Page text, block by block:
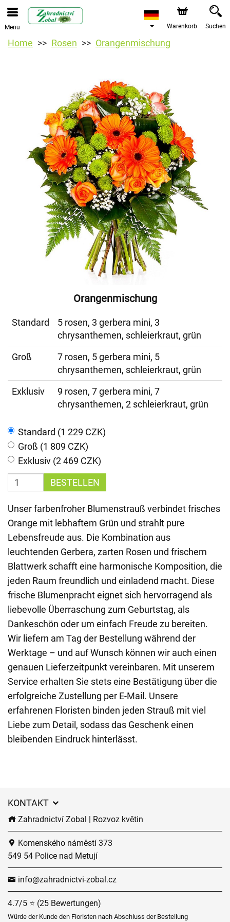
Menu Warenkorb Suchen
Home Rosen Orangenmischung
Orangenmischung
Standard
5 rosen, 3 gerbera mini, 3
chrysanthemen, schleierkraut, grün
Groß
7 rosen, 5 gerbera mini, 5
chrysanthemen, schleierkraut, grün
Exklusiv
9 rosen, 7 gerbera mini, 7
chrysanthemen, 2 schleierkraut, grün
Standard (1 229 CZK)
Groß (1 809 CZK)
Exklusiv (2 469 CZK)
BESTELLEN
Unser farbenfroher Blumenstrauß verbindet frisches
Orange mit lebhaftem Grün und strahlt pure
Lebensfreude aus. Die Kombination aus
leuchtenden Gerbera, zarten Rosen und frischem
Blattwerk schafft eine harmonische Komposition, die
jeden Raum freundlich und einladend macht. Diese
frische Blumenpracht eignet sich hervorragend als
liebevolle Überraschung zum Geburtstag, als
Dankeschön oder um einfach Freude zu bereiten.
Wir liefern am Tag der Bestellung während der
Werktage – und auf Wunsch können wir auch einen
genauen Lieferzeitpunkt vereinbaren. Mit unserem
Service erhalten Sie stets eine Bestätigung über die
erfolgreiche Zustellung per E-Mail. Unsere
erfahrenen Floristen binden jeden Strauß mit viel
Liebe zum Detail, sodass das Geschenk einen
bleibenden Eindruck hinterlässt.
KONTAKT
Zahradnictví Zobal | Rozvoz květin
Komenského náměstí 373
549 54 Police nad Metují
info@zahradnictvi-zobal.cz
4.7/5 ⭐ (25 Bewertungen)
Würde der Kunde den Floristen nach Abschluss der Bestellung